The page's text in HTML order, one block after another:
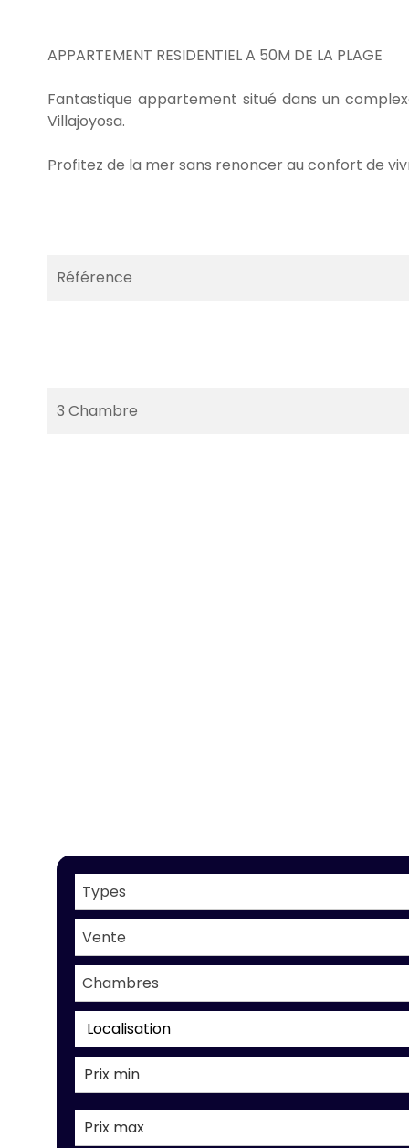
APPARTEMENT RESIDENTIEL A 50M DE LA PLAGE
Fantastique appartement situé dans un
Villajoyosa.
Profitez de la mer sans renoncer au confort de
Référence
3 Chambre
Types
Vente
Chambres
Localisation